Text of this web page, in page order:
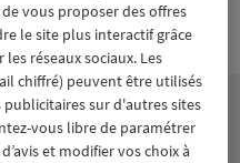
vous proposer des offres
le site plus interactif grâce
réseaux sociaux. Les
chiffré) peuvent être utilisés
sur d'autres sites
vous libre de paramétrer
et modifier vos choix à